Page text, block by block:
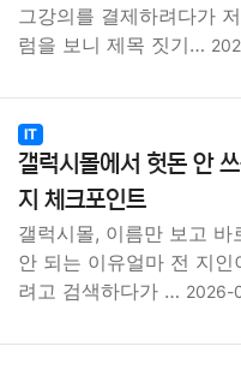
그강의를 결제하려다가
럼을 보니 제목 짓기…
IT
갤럭시몰에서 헛돈 안
지 체크포인트
갤럭시몰, 이름만 보고 바
안 되는 이유얼마 전 지
려고 검색하다가 … 2026-